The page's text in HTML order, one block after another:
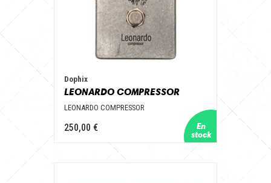
Dophix
LEONARDO COMPRESSOR
LEONARDO COMPRESSOR
250,00 €